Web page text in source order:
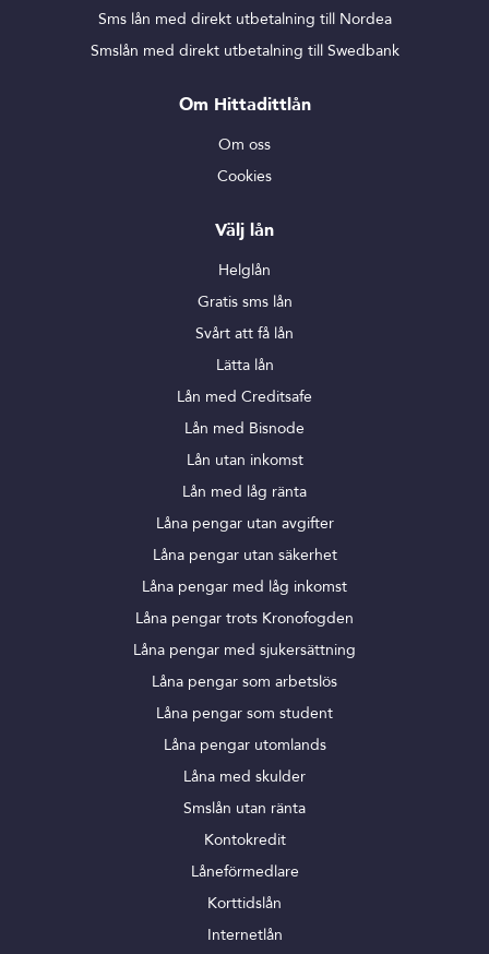
Sms lån med direkt utbetalning till Nordea
Smslån med direkt utbetalning till Swedbank
Om Hittadittlån
Om oss
Cookies
Välj lån
Helglån
Gratis sms lån
Svårt att få lån
Lätta lån
Lån med Creditsafe
Lån med Bisnode
Lån utan inkomst
Lån med låg ränta
Låna pengar utan avgifter
Låna pengar utan säkerhet
Låna pengar med låg inkomst
Låna pengar trots Kronofogden
Låna pengar med sjukersättning
Låna pengar som arbetslös
Låna pengar som student
Låna pengar utomlands
Låna med skulder
Smslån utan ränta
Kontokredit
Låneförmedlare
Korttidslån
Internetlån